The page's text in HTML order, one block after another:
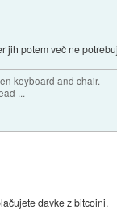
jih potem več ne
keyboard and chair.
...
davke z bitcoini.